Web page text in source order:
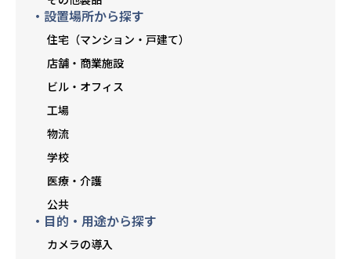
・設置場所から探す
住宅（マンション・戸建て）
店舗・商業施設
ビル・オフィス
工場
物流
学校
医療・介護
公共
・目的・用途から探す
カメラの導入